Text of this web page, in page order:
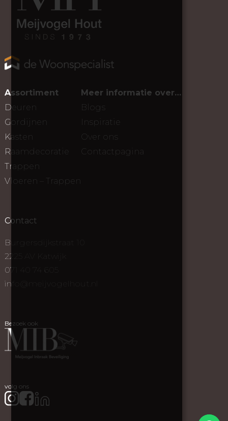
Assortiment
Deuren
Gordijnen
Kasten
Raamdecoratie
Trappen
Vloeren – Trappen
Meer informatie over…
Blogs
Inspiratie
Over ons
Contactpagina
Contact
Burgersdijkstraat 10
2225 AV Katwijk
071 40 74 605
info@meijvogelhout.nl
Bezoek ook
volg ons